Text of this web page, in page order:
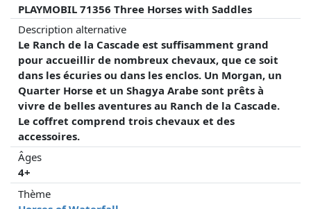
PLAYMOBIL 71356 Three Horses with Saddles
Description alternative
Le Ranch de la Cascade est suffisamment grand
pour accueillir de nombreux chevaux, que ce soit
dans les écuries ou dans les enclos. Un Morgan, un
Quarter Horse et un Shagya Arabe sont prêts à
vivre de belles aventures au Ranch de la Cascade.
Le coffret comprend trois chevaux et des
accessoires.
Âges
4+
Thème